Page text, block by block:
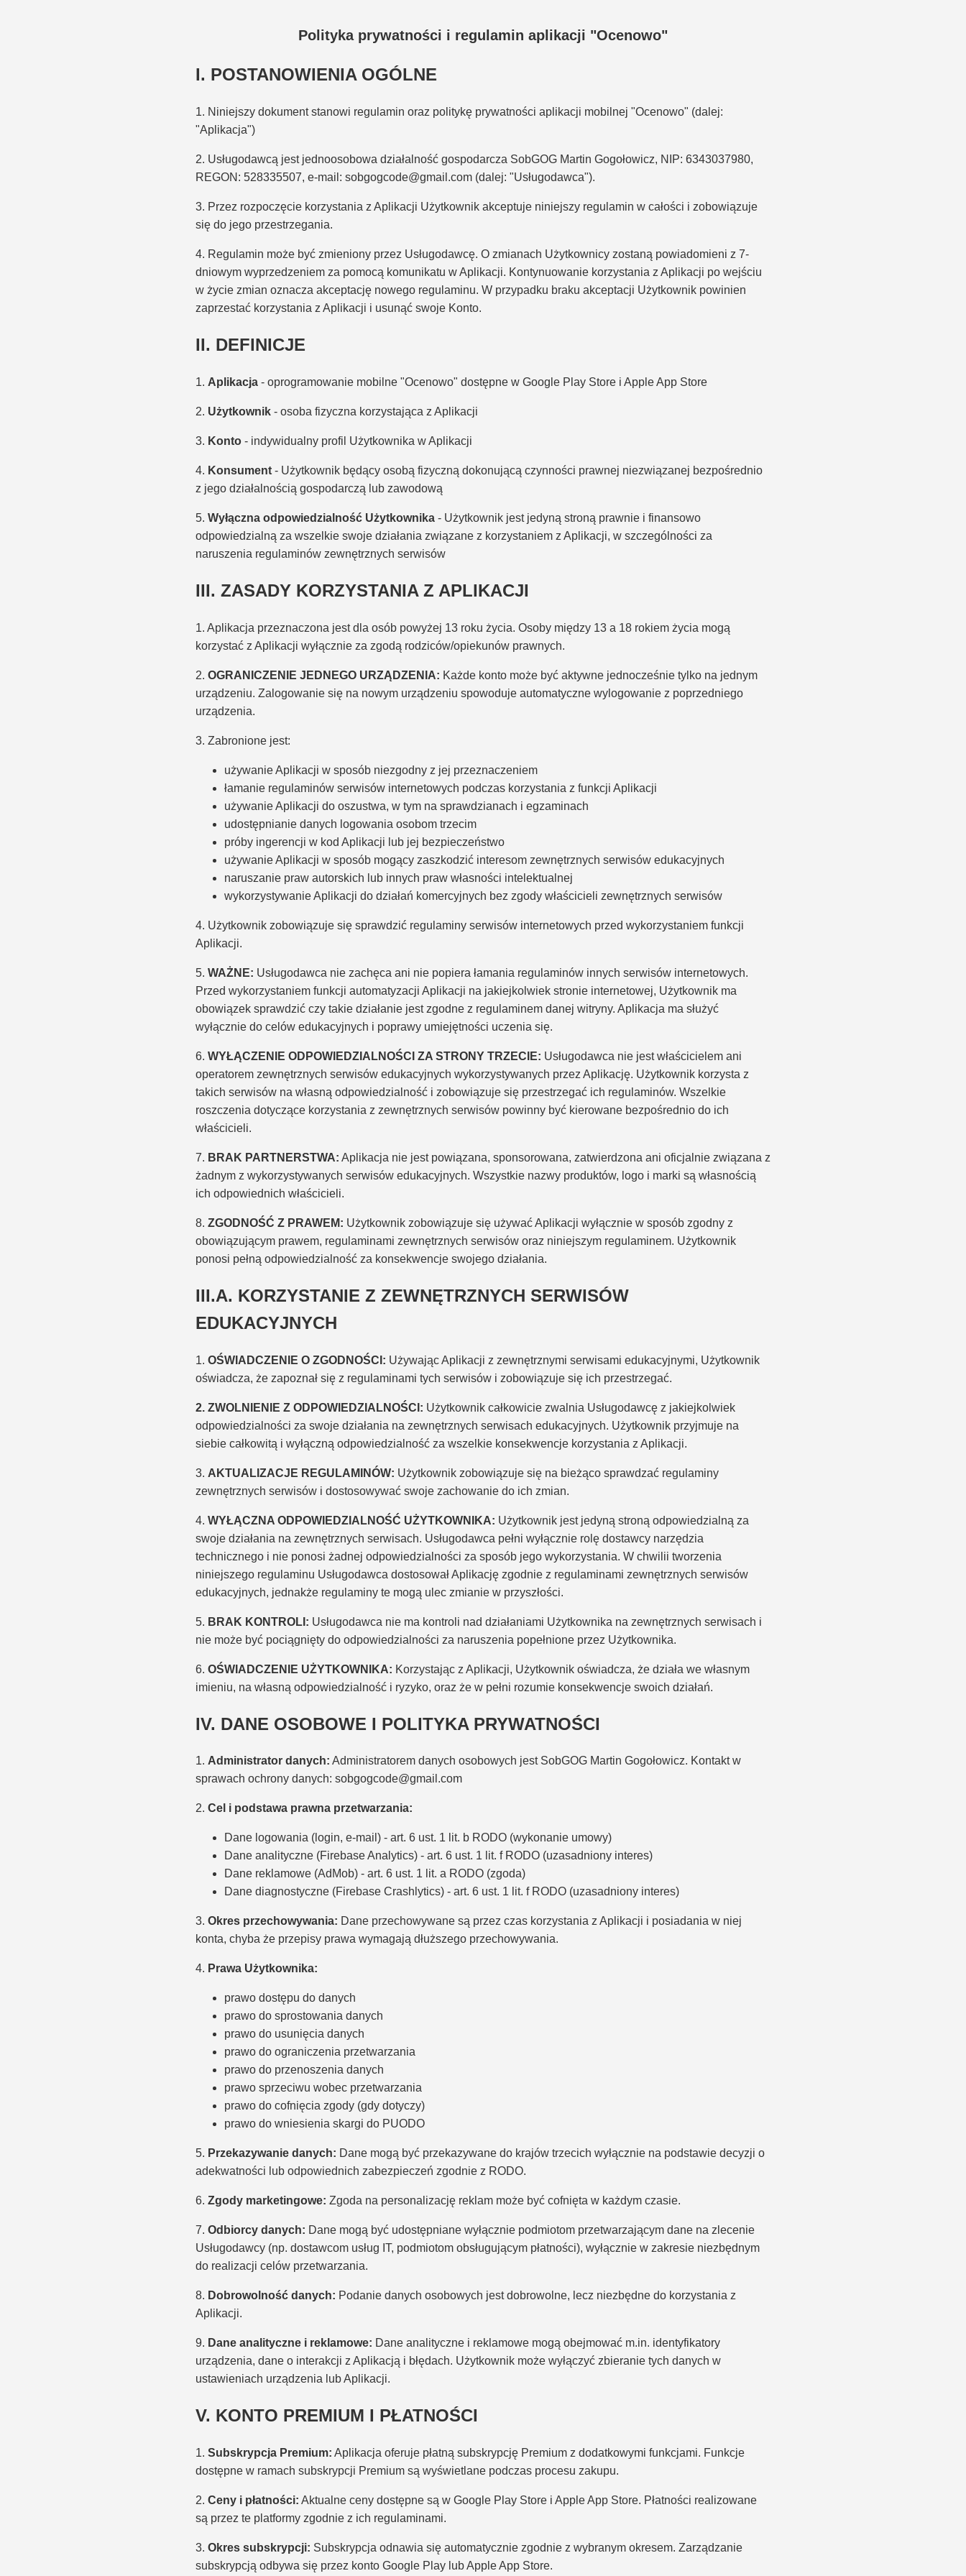
Polityka prywatności i regulamin aplikacji "Ocenowo"
I. POSTANOWIENIA OGÓLNE
1. Niniejszy dokument stanowi regulamin oraz politykę prywatności aplikacji mobilnej "Ocenowo" (dalej:
"Aplikacja")
2. Usługodawcą jest jednoosobowa działalność gospodarcza SobGOG Martin Gogołowicz, NIP: 6343037980,
REGON: 528335507, e-mail: sobgogcode@gmail.com (dalej: "Usługodawca").
3. Przez rozpoczęcie korzystania z Aplikacji Użytkownik akceptuje niniejszy regulamin w całości i zobowiązuje
się do jego przestrzegania.
4. Regulamin może być zmieniony przez Usługodawcę. O zmianach Użytkownicy zostaną powiadomieni z 7-
dniowym wyprzedzeniem za pomocą komunikatu w Aplikacji. Kontynuowanie korzystania z Aplikacji po wejściu
w życie zmian oznacza akceptację nowego regulaminu. W przypadku braku akceptacji Użytkownik powinien
zaprzestać korzystania z Aplikacji i usunąć swoje Konto.
II. DEFINICJE
1. Aplikacja - oprogramowanie mobilne "Ocenowo" dostępne w Google Play Store i Apple App Store
2. Użytkownik - osoba fizyczna korzystająca z Aplikacji
3. Konto - indywidualny profil Użytkownika w Aplikacji
4. Konsument - Użytkownik będący osobą fizyczną dokonującą czynności prawnej niezwiązanej bezpośrednio
z jego działalnością gospodarczą lub zawodową
5. Wyłączna odpowiedzialność Użytkownika - Użytkownik jest jedyną stroną prawnie i finansowo
odpowiedzialną za wszelkie swoje działania związane z korzystaniem z Aplikacji, w szczególności za
naruszenia regulaminów zewnętrznych serwisów
III. ZASADY KORZYSTANIA Z APLIKACJI
1. Aplikacja przeznaczona jest dla osób powyżej 13 roku życia. Osoby między 13 a 18 rokiem życia mogą
korzystać z Aplikacji wyłącznie za zgodą rodziców/opiekunów prawnych.
2. OGRANICZENIE JEDNEGO URZĄDZENIA: Każde konto może być aktywne jednocześnie tylko na jednym
urządzeniu. Zalogowanie się na nowym urządzeniu spowoduje automatyczne wylogowanie z poprzedniego
urządzenia.
3. Zabronione jest:
używanie Aplikacji w sposób niezgodny z jej przeznaczeniem
łamanie regulaminów serwisów internetowych podczas korzystania z funkcji Aplikacji
używanie Aplikacji do oszustwa, w tym na sprawdzianach i egzaminach
udostępnianie danych logowania osobom trzecim
próby ingerencji w kod Aplikacji lub jej bezpieczeństwo
używanie Aplikacji w sposób mogący zaszkodzić interesom zewnętrznych serwisów edukacyjnych
naruszanie praw autorskich lub innych praw własności intelektualnej
wykorzystywanie Aplikacji do działań komercyjnych bez zgody właścicieli zewnętrznych serwisów
4. Użytkownik zobowiązuje się sprawdzić regulaminy serwisów internetowych przed wykorzystaniem funkcji
Aplikacji.
5. WAŻNE: Usługodawca nie zachęca ani nie popiera łamania regulaminów innych serwisów internetowych.
Przed wykorzystaniem funkcji automatyzacji Aplikacji na jakiejkolwiek stronie internetowej, Użytkownik ma
obowiązek sprawdzić czy takie działanie jest zgodne z regulaminem danej witryny. Aplikacja ma służyć
wyłącznie do celów edukacyjnych i poprawy umiejętności uczenia się.
6. WYŁĄCZENIE ODPOWIEDZIALNOŚCI ZA STRONY TRZECIE: Usługodawca nie jest właścicielem ani
operatorem zewnętrznych serwisów edukacyjnych wykorzystywanych przez Aplikację. Użytkownik korzysta z
takich serwisów na własną odpowiedzialność i zobowiązuje się przestrzegać ich regulaminów. Wszelkie
roszczenia dotyczące korzystania z zewnętrznych serwisów powinny być kierowane bezpośrednio do ich
właścicieli.
7. BRAK PARTNERSTWA: Aplikacja nie jest powiązana, sponsorowana, zatwierdzona ani oficjalnie związana z
żadnym z wykorzystywanych serwisów edukacyjnych. Wszystkie nazwy produktów, logo i marki są własnością
ich odpowiednich właścicieli.
8. ZGODNOŚĆ Z PRAWEM: Użytkownik zobowiązuje się używać Aplikacji wyłącznie w sposób zgodny z
obowiązującym prawem, regulaminami zewnętrznych serwisów oraz niniejszym regulaminem. Użytkownik
ponosi pełną odpowiedzialność za konsekwencje swojego działania.
III.A. KORZYSTANIE Z ZEWNĘTRZNYCH SERWISÓW
EDUKACYJNYCH
1. OŚWIADCZENIE O ZGODNOŚCI: Używając Aplikacji z zewnętrznymi serwisami edukacyjnymi, Użytkownik
oświadcza, że zapoznał się z regulaminami tych serwisów i zobowiązuje się ich przestrzegać.
2. ZWOLNIENIE Z ODPOWIEDZIALNOŚCI: Użytkownik całkowicie zwalnia Usługodawcę z jakiejkolwiek
odpowiedzialności za swoje działania na zewnętrznych serwisach edukacyjnych. Użytkownik przyjmuje na
siebie całkowitą i wyłączną odpowiedzialność za wszelkie konsekwencje korzystania z Aplikacji.
3. AKTUALIZACJE REGULAMINÓW: Użytkownik zobowiązuje się na bieżąco sprawdzać regulaminy
zewnętrznych serwisów i dostosowywać swoje zachowanie do ich zmian.
4. WYŁĄCZNA ODPOWIEDZIALNOŚĆ UŻYTKOWNIKA: Użytkownik jest jedyną stroną odpowiedzialną za
swoje działania na zewnętrznych serwisach. Usługodawca pełni wyłącznie rolę dostawcy narzędzia
technicznego i nie ponosi żadnej odpowiedzialności za sposób jego wykorzystania. W chwilii tworzenia
niniejszego regulaminu Usługodawca dostosował Aplikację zgodnie z regulaminami zewnętrznych serwisów
edukacyjnych, jednakże regulaminy te mogą ulec zmianie w przyszłości.
5. BRAK KONTROLI: Usługodawca nie ma kontroli nad działaniami Użytkownika na zewnętrznych serwisach i
nie może być pociągnięty do odpowiedzialności za naruszenia popełnione przez Użytkownika.
6. OŚWIADCZENIE UŻYTKOWNIKA: Korzystając z Aplikacji, Użytkownik oświadcza, że działa we własnym
imieniu, na własną odpowiedzialność i ryzyko, oraz że w pełni rozumie konsekwencje swoich działań.
IV. DANE OSOBOWE I POLITYKA PRYWATNOŚCI
1. Administrator danych: Administratorem danych osobowych jest SobGOG Martin Gogołowicz. Kontakt w
sprawach ochrony danych: sobgogcode@gmail.com
2. Cel i podstawa prawna przetwarzania:
Dane logowania (login, e-mail) - art. 6 ust. 1 lit. b RODO (wykonanie umowy)
Dane analityczne (Firebase Analytics) - art. 6 ust. 1 lit. f RODO (uzasadniony interes)
Dane reklamowe (AdMob) - art. 6 ust. 1 lit. a RODO (zgoda)
Dane diagnostyczne (Firebase Crashlytics) - art. 6 ust. 1 lit. f RODO (uzasadniony interes)
3. Okres przechowywania: Dane przechowywane są przez czas korzystania z Aplikacji i posiadania w niej
konta, chyba że przepisy prawa wymagają dłuższego przechowywania.
4. Prawa Użytkownika:
prawo dostępu do danych
prawo do sprostowania danych
prawo do usunięcia danych
prawo do ograniczenia przetwarzania
prawo do przenoszenia danych
prawo sprzeciwu wobec przetwarzania
prawo do cofnięcia zgody (gdy dotyczy)
prawo do wniesienia skargi do PUODO
5. Przekazywanie danych: Dane mogą być przekazywane do krajów trzecich wyłącznie na podstawie decyzji o
adekwatności lub odpowiednich zabezpieczeń zgodnie z RODO.
6. Zgody marketingowe: Zgoda na personalizację reklam może być cofnięta w każdym czasie.
7. Odbiorcy danych: Dane mogą być udostępniane wyłącznie podmiotom przetwarzającym dane na zlecenie
Usługodawcy (np. dostawcom usług IT, podmiotom obsługującym płatności), wyłącznie w zakresie niezbędnym
do realizacji celów przetwarzania.
8. Dobrowolność danych: Podanie danych osobowych jest dobrowolne, lecz niezbędne do korzystania z
Aplikacji.
9. Dane analityczne i reklamowe: Dane analityczne i reklamowe mogą obejmować m.in. identyfikatory
urządzenia, dane o interakcji z Aplikacją i błędach. Użytkownik może wyłączyć zbieranie tych danych w
ustawieniach urządzenia lub Aplikacji.
V. KONTO PREMIUM I PŁATNOŚCI
1. Subskrypcja Premium: Aplikacja oferuje płatną subskrypcję Premium z dodatkowymi funkcjami. Funkcje
dostępne w ramach subskrypcji Premium są wyświetlane podczas procesu zakupu.
2. Ceny i płatności: Aktualne ceny dostępne są w Google Play Store i Apple App Store. Płatności realizowane
są przez te platformy zgodnie z ich regulaminami.
3. Okres subskrypcji: Subskrypcja odnawia się automatycznie zgodnie z wybranym okresem. Zarządzanie
subskrypcją odbywa się przez konto Google Play lub Apple App Store.